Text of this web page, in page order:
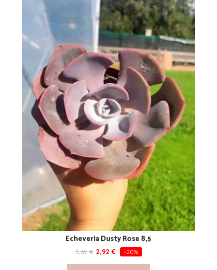
Echeveria Dusty Rose 8,5
3,65€ 2,92 € -20%